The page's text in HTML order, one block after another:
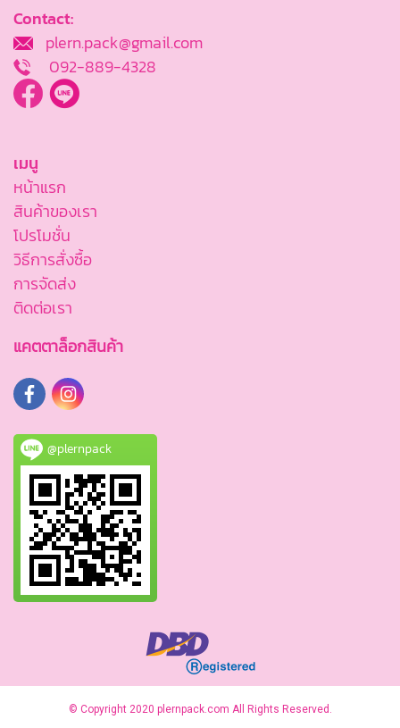
Contact:
plern.pack@gmail.com
092-889-4328
เมนู
หน้าแรก
สินค้าของเรา
โปรโมชั่น
วิธีการสั่งซื้อ
การจัดส่ง
ติดต่อเรา
แคตตาล็อกสินค้า
@plernpack
© Copyright 2020 plernpack.com All Rights Reserved.